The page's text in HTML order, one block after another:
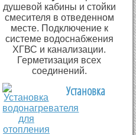
душевой кабины и стойки
смесителя в отведенном
месте. Подключение к
системе водоснабжения
ХГВС и канализации.
Герметизация всех
соединений.
Установка